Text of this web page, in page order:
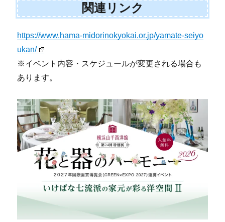
関連リンク
https://www.hama-midorinokyokai.or.jp/yamate-seiyo
ukan/
※イベント内容・スケジュールが変更される場合も
あります。